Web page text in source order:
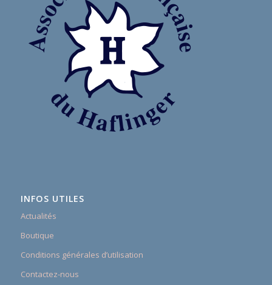
INFOS UTILES
Actualités
Boutique
Conditions générales d’utilisation
Contactez-nous